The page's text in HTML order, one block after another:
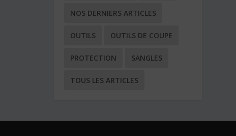
NOS DERNIERS ARTICLES
OUTILS OUTILS DE COUPE
PROTECTION SANGLES
TOUS LES ARTICLES